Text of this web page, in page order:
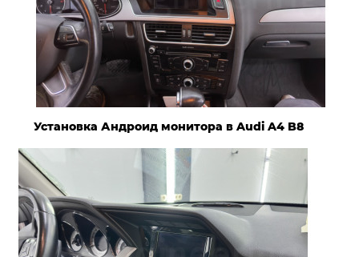
Установка Андроид монитора в Audi A4 B8